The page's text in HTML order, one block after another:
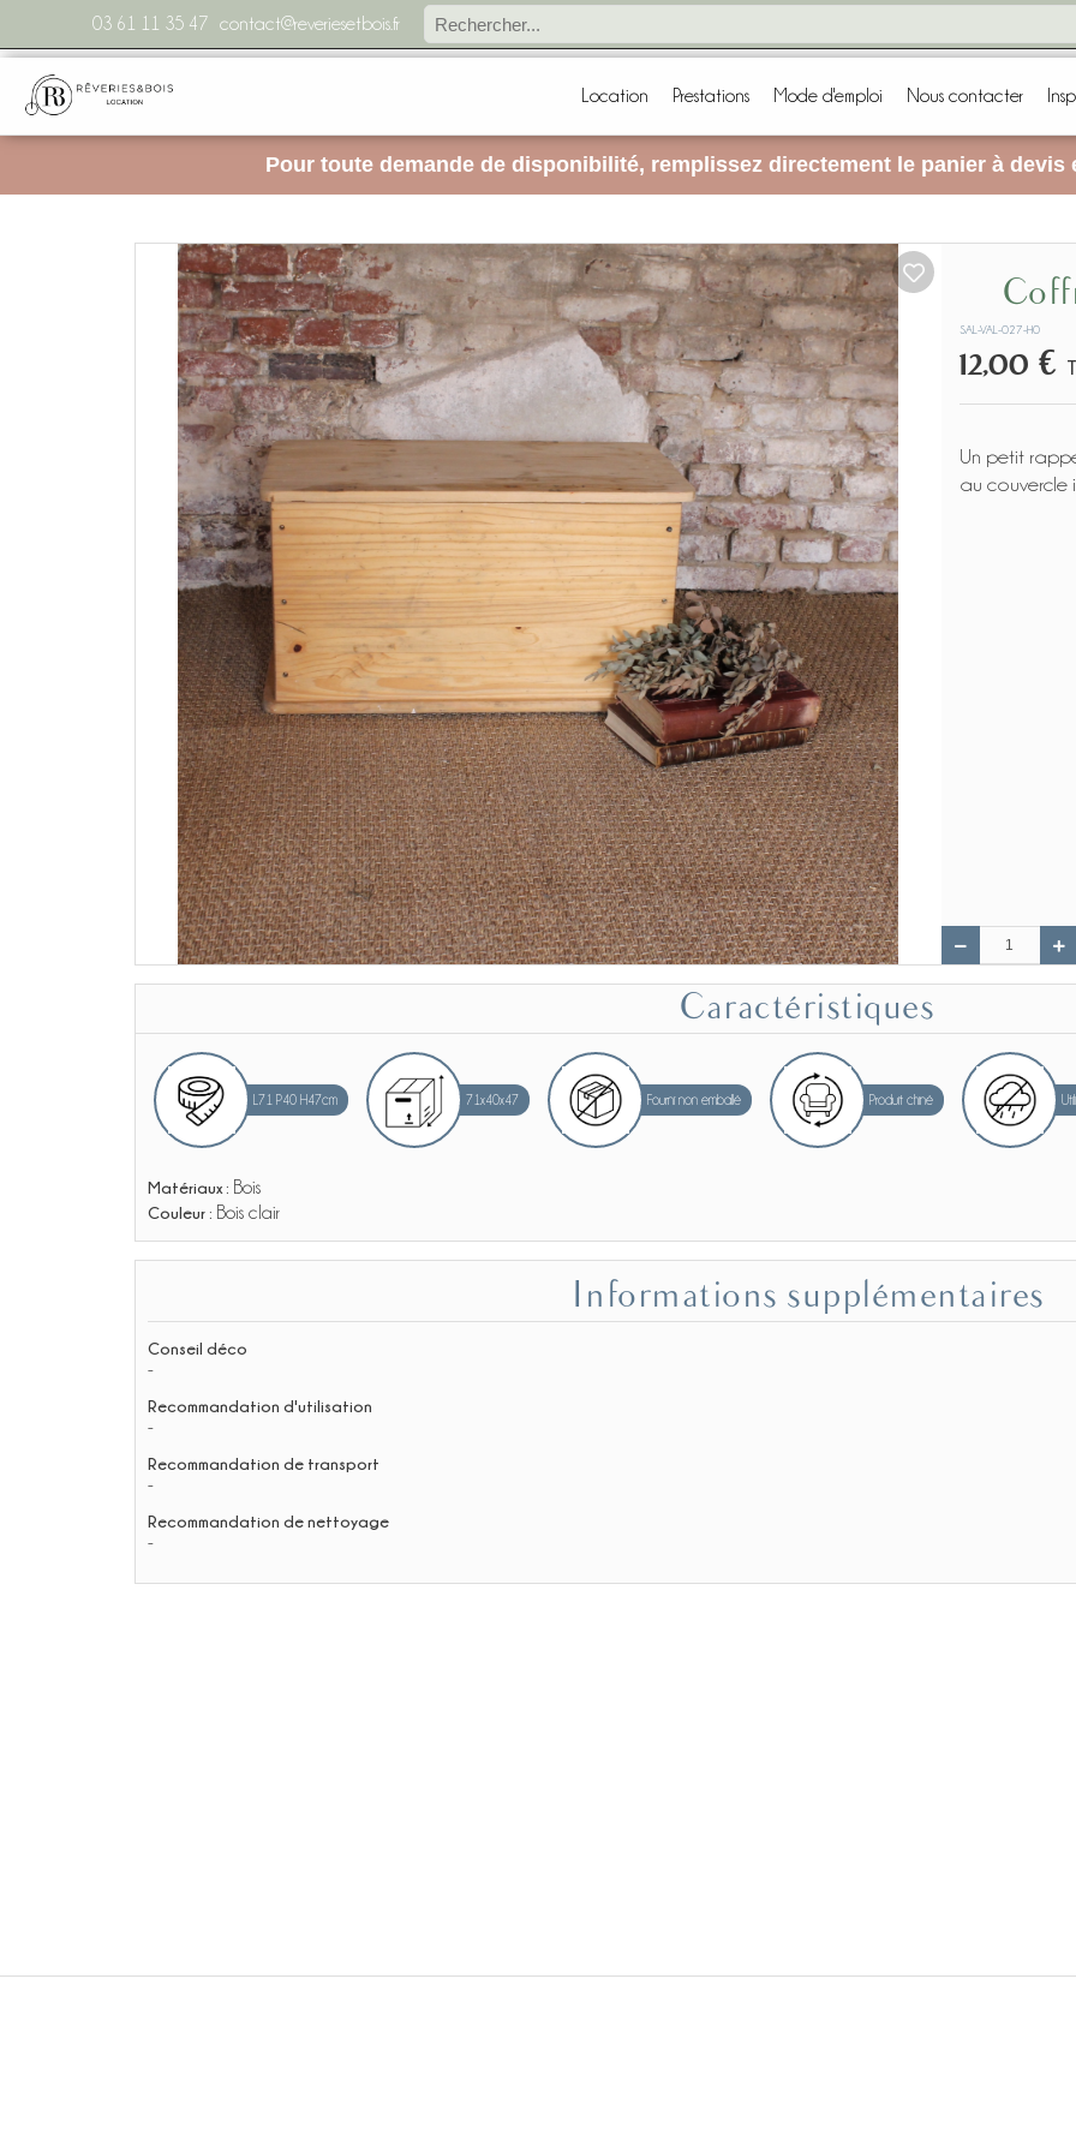
03 61 11 35 47 contact@reveriesetbois.fr
Location Prestations Mode d'emploi Nous contacter
Pour toute demande de disponibilité, remplissez directement le panier à devis
SAL-VAL-027-H0
12,00 €
Un petit
au couvercle
Caractéristiques
L71 P40 H47cm 71x40x47 Fourni non emballé Produit chiné
Matériaux : Bois
Couleur : Bois clair
Informations supplémentaires
Conseil déco
-
Recommandation d'utilisation
-
Recommandation de transport
-
Recommandation de nettoyage
-